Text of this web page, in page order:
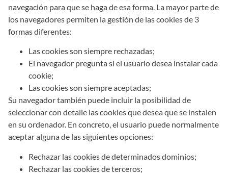
navegación para que se haga de esa forma. La mayor parte de
los navegadores permiten la gestión de las cookies de 3
formas diferentes:
Las cookies son siempre rechazadas;
El navegador pregunta si el usuario desea instalar cada
cookie;
Las cookies son siempre aceptadas;
Su navegador también puede incluir la posibilidad de
seleccionar con detalle las cookies que desea que se instalen
en su ordenador. En concreto, el usuario puede normalmente
aceptar alguna de las siguientes opciones:
Rechazar las cookies de determinados dominios;
Rechazar las cookies de terceros;